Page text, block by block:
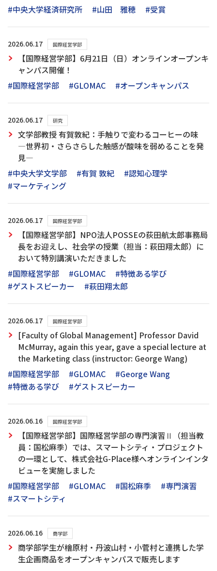
#中央大学経済研究所
#山田 雅穂 #受賞
2026.06.17 国際経営学部
【国際経営学部】6月21日（日）オンラインオープンキ
ャンパス開催！
#国際経営学部
#GLOMAC #オープンキャンパス
2026.06.17 研究
文学部教授 有賀敦紀：手触りで変わるコーヒーの味
―世界初・さらさらした触感が酸味を弱めることを発
見―
#中央大学文学部
#有賀 敦紀
#認知心理学
#マーケティング
2026.06.17 国際経営学部
【国際経営学部】NPO法人POSSEの荻田航太郎事務局
長をお迎えし、社会学の授業（担当：萩田翔太郎）に
おいて特別講演いただきました
#国際経営学部
#GLOMAC
#特徴ある学び
#ゲストスピーカー
#萩田翔太郎
2026.06.17 国際経営学部
[Faculty of Global Management] Professor David
McMurray, again this year, gave a special lecture at
the Marketing class (instructor: George Wang)
#国際経営学部
#GLOMAC
#George Wang
#特徴ある学び
#ゲストスピーカー
2026.06.16 国際経営学部
【国際経営学部】国際経営学部の専門演習Ⅱ（担当教
員：国松麻季）では、スマートシティ・プロジェクト
の一環として、株式会社G-Place様へオンラインインタ
ビューを実施しました
#国際経営学部
#GLOMAC #国松麻季
#専門演習
#スマートシティ
2026.06.16 商学部
商学部学生が檜原村・丹波山村・小菅村と連携した学
生企画商品をオープンキャンパスで販売します